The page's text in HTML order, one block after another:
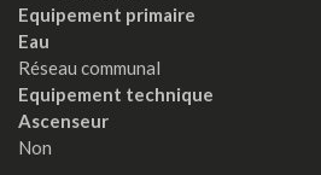
Equipement primaire
Eau
Réseau communal
Equipement technique
Ascenseur
Non